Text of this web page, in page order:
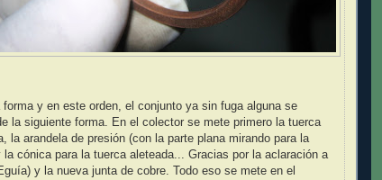
forma y en este orden, el conjunto ya sin fuga alguna se
la siguiente forma. En el colector se mete primero la tuerca
la arandela de presión (con la parte plana mirando para la
la cónica para la tuerca aleteada... Gracias por la aclaración a
y la nueva junta de cobre. Todo eso se mete en el